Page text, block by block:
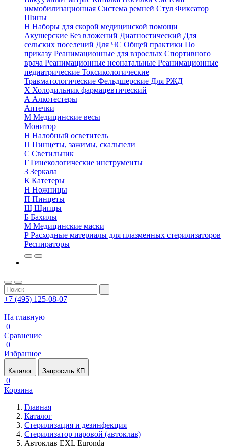
иммобилизационная Система ремней Стул Фиксатор
Шины
Н Наборы для скорой медицинской помощи
Акушерские Без вложений Диагностический Для
сельских поселений Для ЧС Общей практики По
приказу Реанимационные для взрослых Спортивного
врача Реанимационные неонатальные Реанимационные
педиатрические Токсикологические
Травматологические Фельдшерские Для РЖД
Х Холодильник фармацевтический
А Алкотестеры
Аптечки
М Медицинские весы
Монитор
Н Налобный осветитель
П Пинцеты, зажимы, скальпели
С Светильник
Г Гинекологические инструменты
З Зеркала
К Катетеры
Н Ножницы
П Пинцеты
Щ Щипцы
Б Бахилы
М Медицинские маски
Р Расходные материалы для плазменных стерилизаторов
Респираторы
+7 (495) 125-08-07
На главную
0
Сравнение
0
Избранное
Каталог Запросить КП
0
Корзина
Главная
Каталог
Стерилизация и дезинфекция
Стерилизатор паровой (автоклав)
Автоклав EXL Euronda